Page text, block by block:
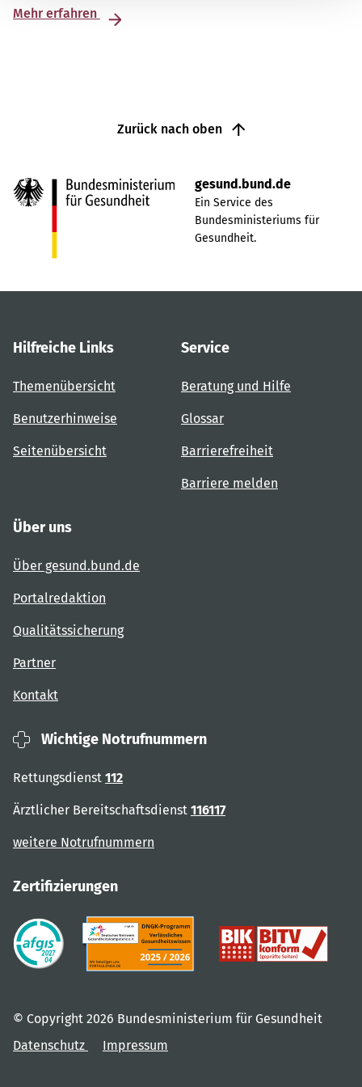
Mehr erfahren
Zurück nach oben
gesund.bund.de
Ein Service des
Bundesministeriums für
Gesundheit.
Hilfreiche Links
Themenübersicht
Benutzerhinweise
Seitenübersicht
Service
Beratung und Hilfe
Glossar
Barrierefreiheit
Barriere melden
Über uns
Über gesund.bund.de
Portalredaktion
Qualitätssicherung
Partner
Kontakt
Wichtige Notrufnummern
Rettungsdienst 112
Ärztlicher Bereitschaftsdienst 116117
weitere Notrufnummern
Zertifizierungen
© Copyright 2026 Bundesministerium für Gesundheit
Datenschutz
Impressum